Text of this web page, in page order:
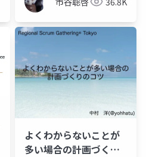
よくわからないことが
多い場合の計画づくり